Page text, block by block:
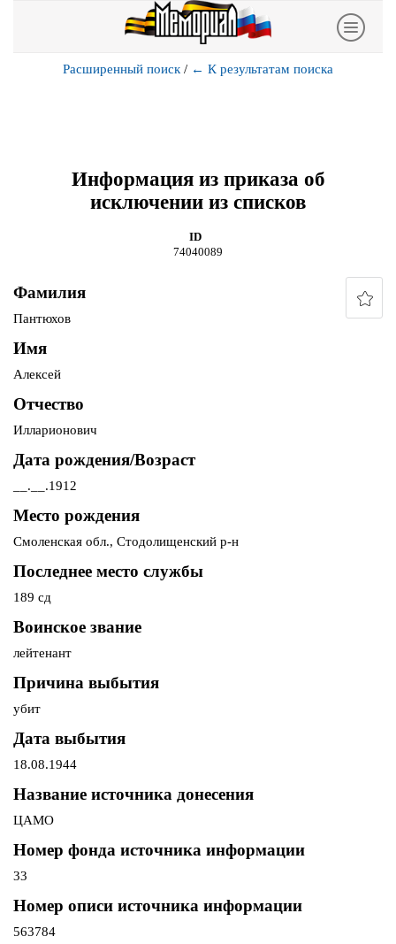
Расширенный поиск / ← К результатам поиска
Информация из приказа об
исключении из списков
ID
74040089
Фамилия
Пантюхов
Имя
Алексей
Отчество
Илларионович
Дата рождения/Возраст
__.__.1912
Место рождения
Смоленская обл., Стодолищенский р-н
Последнее место службы
189 сд
Воинское звание
лейтенант
Причина выбытия
убит
Дата выбытия
18.08.1944
Название источника донесения
ЦАМО
Номер фонда источника информации
33
Номер описи источника информации
563784